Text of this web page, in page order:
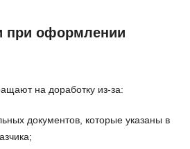
при оформлении
на доработку из-за:
документов, которые указаны в